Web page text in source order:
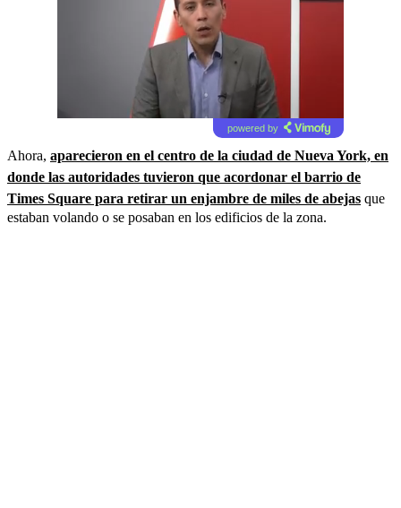
powered by
Ahora, aparecieron en el centro de la ciudad de Nueva York, en
donde las autoridades tuvieron que acordonar el barrio de
Times Square para retirar un enjambre de miles de abejas que
estaban volando o se posaban en los edificios de la zona.